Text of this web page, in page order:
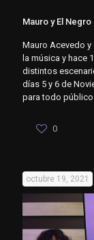
Mauro y El
Mauro Acevedo
la música y hace
distintos
días 5 y 6 de
para todo
0
octubre 19, 2021